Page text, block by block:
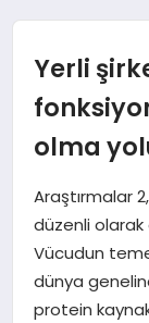
MAGAZIN
EĞITIM
TEKNOLOJI
Yerli
olma
Araştırmalar
düzenli
Vücudun
dünya
protein